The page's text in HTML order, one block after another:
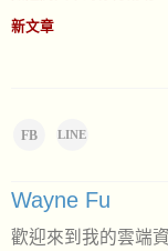
新文章
FB LINE
Wayne Fu
歡迎來到我的雲端